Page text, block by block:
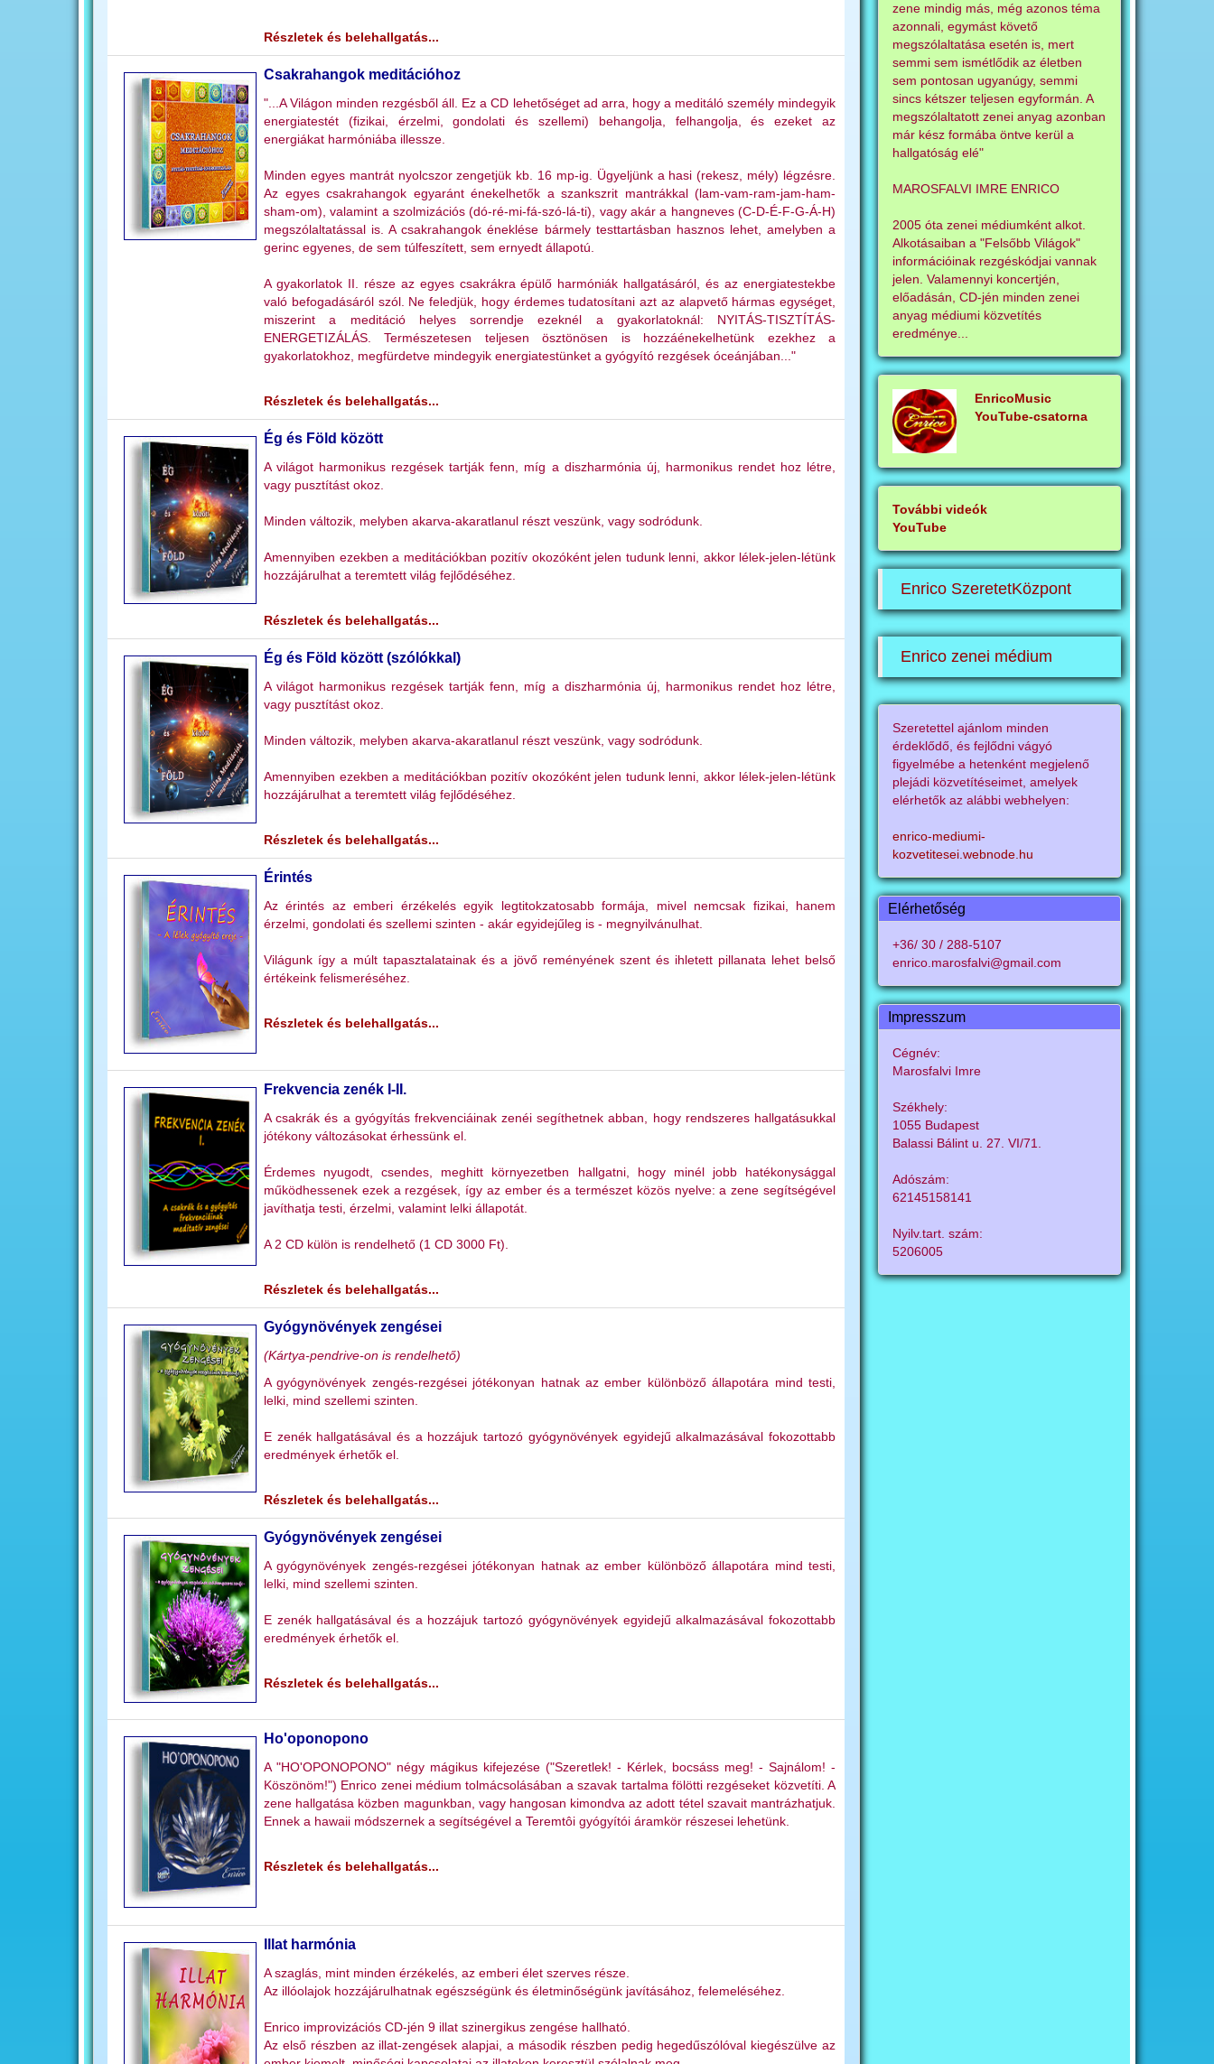
Részletek és belehallgatás...
Csakrahangok meditációhoz
"...A Világon minden rezgésből áll. Ez a CD lehetőséget ad arra, hogy a meditáló személy mindegyik
energiatestét (fizikai, érzelmi, gondolati és szellemi) behangolja, felhangolja, és ezeket az
energiákat harmóniába illessze.
Minden egyes mantrát nyolcszor zengetjük kb. 16 mp-ig. Ügyeljünk a hasi (rekesz, mély) légzésre.
Az egyes csakrahangok egyaránt énekelhetők a szankszrit mantrákkal (lam-vam-ram-jam-ham-
sham-om), valamint a szolmizációs (dó-ré-mi-fá-szó-lá-ti), vagy akár a hangneves (C-D-É-F-G-Á-H)
megszólaltatással is. A csakrahangok éneklése bármely testtartásban hasznos lehet, amelyben a
gerinc egyenes, de sem túlfeszített, sem ernyedt állapotú.
A gyakorlatok II. része az egyes csakrákra épülő harmóniák hallgatásáról, és az energiatestekbe
való befogadásáról szól. Ne feledjük, hogy érdemes tudatosítani azt az alapvető hármas egységet,
miszerint a meditáció helyes sorrendje ezeknél a gyakorlatoknál: NYITÁS-TISZTÍTÁS-
ENERGETIZÁLÁS. Természetesen teljesen ösztönösen is hozzáénekelhetünk ezekhez a
gyakorlatokhoz, megfürdetve mindegyik energiatestünket a gyógyító rezgések óceánjában..."
Részletek és belehallgatás...
Ég és Föld között
A világot harmonikus rezgések tartják fenn, míg a diszharmónia új, harmonikus rendet hoz létre,
vagy pusztítást okoz.
Minden változik, melyben akarva-akaratlanul részt veszünk, vagy sodródunk.
Amennyiben ezekben a meditációkban pozitív okozóként jelen tudunk lenni, akkor lélek-jelen-létünk
hozzájárulhat a teremtett világ fejlődéséhez.
Részletek és belehallgatás...
Ég és Föld között (szólókkal)
A világot harmonikus rezgések tartják fenn, míg a diszharmónia új, harmonikus rendet hoz létre,
vagy pusztítást okoz.
Minden változik, melyben akarva-akaratlanul részt veszünk, vagy sodródunk.
Amennyiben ezekben a meditációkban pozitív okozóként jelen tudunk lenni, akkor lélek-jelen-létünk
hozzájárulhat a teremtett világ fejlődéséhez.
Részletek és belehallgatás...
Érintés
Az érintés az emberi érzékelés egyik legtitokzatosabb formája, mivel nemcsak fizikai, hanem
érzelmi, gondolati és szellemi szinten - akár egyidejűleg is - megnyilvánulhat.
Világunk így a múlt tapasztalatainak és a jövő reményének szent és ihletett pillanata lehet belső
értékeink felismeréséhez.
Részletek és belehallgatás...
Frekvencia zenék I-II.
A csakrák és a gyógyítás frekvenciáinak zenéi segíthetnek abban, hogy rendszeres hallgatásukkal
jótékony változásokat érhessünk el.
Érdemes nyugodt, csendes, meghitt környezetben hallgatni, hogy minél jobb hatékonysággal
működhessenek ezek a rezgések, így az ember és a természet közös nyelve: a zene segítségével
javíthatja testi, érzelmi, valamint lelki állapotát.
A 2 CD külön is rendelhető (1 CD 3000 Ft).
Részletek és belehallgatás...
Gyógynövények zengései
(Kártya-pendrive-on is rendelhető)
A gyógynövények zengés-rezgései jótékonyan hatnak az ember különböző állapotára mind testi,
lelki, mind szellemi szinten.
E zenék hallgatásával és a hozzájuk tartozó gyógynövények egyidejű alkalmazásával fokozottabb
eredmények érhetők el.
Részletek és belehallgatás...
Gyógynövények zengései
A gyógynövények zengés-rezgései jótékonyan hatnak az ember különböző állapotára mind testi,
lelki, mind szellemi szinten.
E zenék hallgatásával és a hozzájuk tartozó gyógynövények egyidejű alkalmazásával fokozottabb
eredmények érhetők el.
Részletek és belehallgatás...
Ho'oponopono
A "HO'OPONOPONO" négy mágikus kifejezése ("Szeretlek! - Kérlek, bocsáss meg! - Sajnálom! -
Köszönöm!") Enrico zenei médium tolmácsolásában a szavak tartalma fölötti rezgéseket közvetíti. A
zene hallgatása közben magunkban, vagy hangosan kimondva az adott tétel szavait mantrázhatjuk.
Ennek a hawaii módszernek a segítségével a Teremtôi gyógyítói áramkör részesei lehetünk.
Részletek és belehallgatás...
Illat harmónia
A szaglás, mint minden érzékelés, az emberi élet szerves része.
Az illóolajok hozzájárulhatnak egészségünk és életminőségünk javításához, felemeléséhez.
Enrico improvizációs CD-jén 9 illat szinergikus zengése hallható.
Az első részben az illat-zengések alapjai, a második részben pedig hegedűszólóval kiegészülve az
zene mindig más, még azonos téma
azonnali, egymást követő
megszólaltatása esetén is, mert
semmi sem ismétlődik az életben
sem pontosan ugyanúgy, semmi
sincs kétszer teljesen egyformán. A
megszólaltatott zenei anyag azonban
már kész formába öntve kerül a
hallgatóság elé"
MAROSFALVI IMRE ENRICO
2005 óta zenei médiumként alkot.
Alkotásaiban a "Felsőbb Világok"
információinak rezgéskódjai vannak
jelen. Valamennyi koncertjén,
előadásán, CD-jén minden zenei
anyag médiumi közvetítés
eredménye...
EnricoMusic
YouTube-csatorna
További videók
YouTube
Enrico SzeretetKözpont
Enrico zenei médium
Szeretettel ajánlom minden
érdeklődő, és fejlődni vágyó
figyelmébe a hetenként megjelenő
plejádi közvetítéseimet, amelyek
elérhetők az alábbi webhelyen:
enrico-mediumi-
kozvetitesei.webnode.hu
Elérhetőség
+36/ 30 / 288-5107
enrico.marosfalvi@gmail.com
Impresszum
Cégnév:
Marosfalvi Imre
Székhely:
1055 Budapest
Balassi Bálint u. 27. VI/71.
Adószám:
62145158141
Nyilv.tart. szám:
5206005